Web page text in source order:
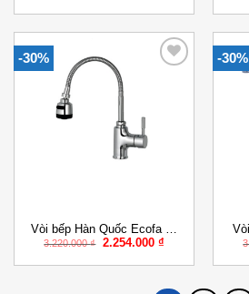
là:
tại
2.240.000 ₫.
-30%
Vòi bếp Hàn Quốc Ecofa E-
207
3.220.000₫
Giá
là:
2.254.000 ₫Giá
tại
2.254.000 ₫.
-30%